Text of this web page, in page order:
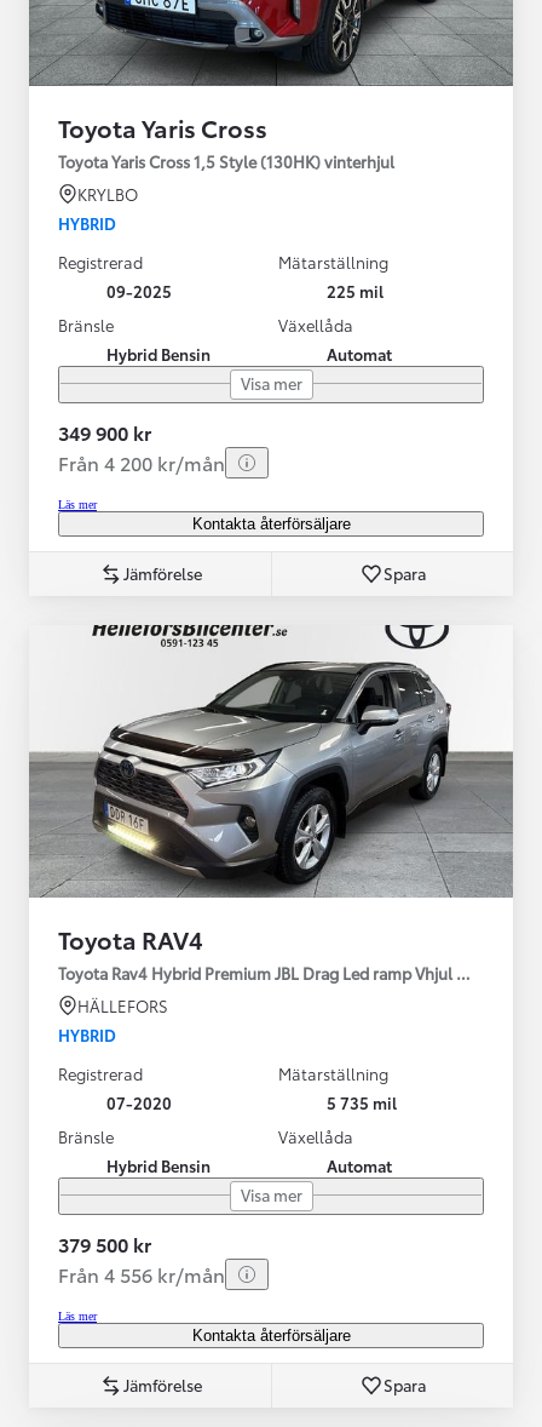
Toyota Yaris Cross
Toyota Yaris Cross 1,5 Style (130HK) vinterhjul
KRYLBO
HYBRID
Registrerad
09-2025
Mätarställning
225 mil
Bränsle
Hybrid Bensin
Växellåda
Automat
Visa mer
349 900 kr
Från 4 200 kr/mån
Läs mer
Kontakta återförsäljare
Jämförelse Spara
Toyota RAV4
Toyota Rav4 Hybrid Premium JBL Drag Led ramp Vhjul motorv
HÄLLEFORS
HYBRID
Registrerad
07-2020
Mätarställning
5 735 mil
Bränsle
Hybrid Bensin
Växellåda
Automat
Visa mer
379 500 kr
Från 4 556 kr/mån
Läs mer
Kontakta återförsäljare
Jämförelse Spara